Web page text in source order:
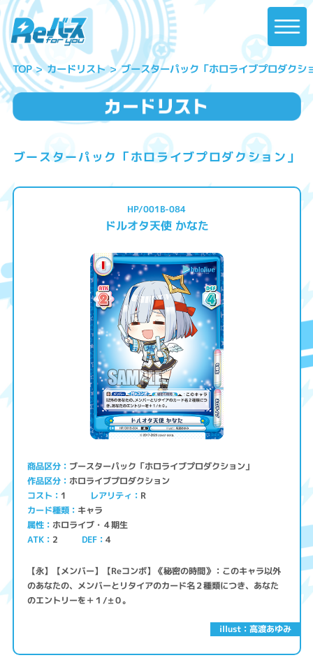
TOP カードリスト ブースターパック「ホロライブプロダクシ
ブースターパック「ホロライブプロダクション」
illust：高渡あゆみ
HP/001B-084
ドルオタ天使 かなた
商品区分 ブースターパック「ホロライブプロダクション」
作品区分 ホロライブプロダクション
コスト 1 レアリティ R
カード種類 キャラ
属性 ホロライブ・４期生
ATK 2 DEF 4
【永】【メンバー】【Reコンボ】《秘密の時間》：このキャラ以外
のあなたの、メンバーとリタイアのカード名２種類につき、あなた
のエントリーを＋１/±０。